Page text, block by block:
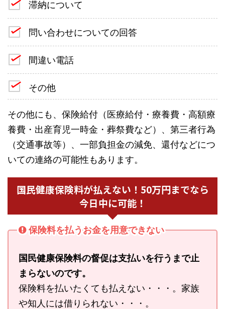
滞納について
問い合わせについての回答
間違い電話
その他
その他にも、保険給付（医療給付・療養費・高額療
養費・出産育児一時金・葬祭費など）、第三者行為
（交通事故等）、一部負担金の減免、還付などにつ
いての連絡の可能性もあります。
国民健康保険料が払えない！50万円までなら
今日中に可能！
保険料を払うお金を用意できない
国民健康保険料の督促は支払いを行うまで止
まらないのです。
保険料を払いたくても払えない・・・。家族
や知人には借りられない・・・。